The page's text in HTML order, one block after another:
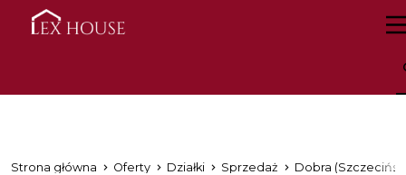
Strona główna Oferty Działki Sprzedaż Dobra